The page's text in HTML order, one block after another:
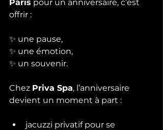
Paris pour un anniversaire, c’est
offrir :
✨ une pause,
✨ une émotion,
✨ un souvenir.
Chez Priva Spa, l’anniversaire
devient un moment à part :
jacuzzi privatif pour se